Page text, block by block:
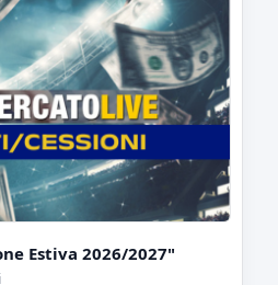
Estiva 2026/2027"